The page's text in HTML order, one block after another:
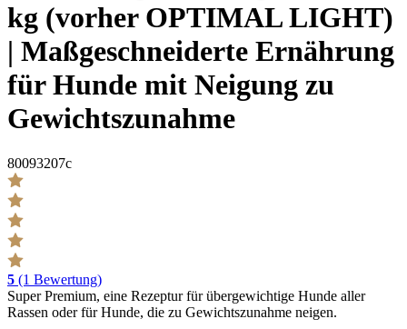
kg (vorher OPTIMAL LIGHT)
| Maßgeschneiderte Ernährung
für Hunde mit Neigung zu
Gewichtszunahme
80093207c
5 (1 Bewertung)
Super Premium, eine Rezeptur für übergewichtige Hunde aller
Rassen oder für Hunde, die zu Gewichtszunahme neigen.